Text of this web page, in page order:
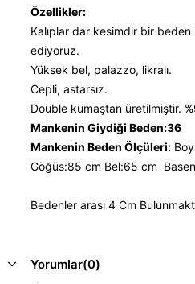
Özellikler:
Kalıplar dar kesimdir bir beden
ediyoruz.
Yüksek bel, palazzo, likralı.
Cepli, astarsız.
Double kumaştan üretilmiştir.
Mankenin Giydiği Beden:36
Mankenin Beden Ölçüleri:
Göğüs:85 cm Bel:65 cm
Bedenler arası 4 Cm
Yorumlar(0)